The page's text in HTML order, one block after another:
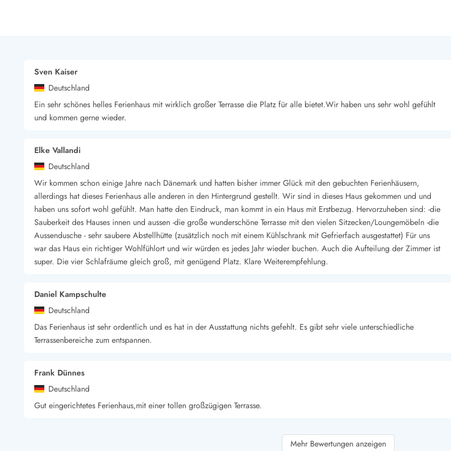
Finde Bernstein am Strand
Indoorspielländer in Dänemark
Zoos und Tierparks in Dänemark
Freizeitparks in Dänemark
Minigolf spielen in Dänemark
Schwimmhallen und Badeländer
Fitnesscenter in Dänemark
Fahrradfahren in Dänemark
Reiten in Dänemark
Surfen in Dänemark
Wandern in Dänemark
Wasserski in Dänemark
Segeln in Dänemark
Sehenswürdigkeiten
Kunstmuseen
Essen und Trinken
Einkaufen und Shopping
Heiraten in Dänemark
Sven Kaiser
Deutschland
Ein sehr schönes helles Ferienhaus mit wirklich großer Terrasse die Platz für alle bietet.Wir haben uns sehr wohl gefühlt
und kommen gerne wieder.
Elke Vallandi
Deutschland
Wir kommen schon einige Jahre nach Dänemark und hatten bisher immer Glück mit den gebuchten Ferienhäusern,
allerdings hat dieses Ferienhaus alle anderen in den Hintergrund gestellt. Wir sind in dieses Haus gekommen und und
haben uns sofort wohl gefühlt. Man hatte den Eindruck, man kommt in ein Haus mit Erstbezug. Hervorzuheben sind: -die
Sauberkeit des Hauses innen und aussen -die große wunderschöne Terrasse mit den vielen Sitzecken/Loungemöbeln -die
Aussendusche - sehr saubere Abstellhütte (zusätzlich noch mit einem Kühlschrank mit Gefrierfach ausgestattet) Für uns
war das Haus ein richtiger Wohlfühlort und wir würden es jedes Jahr wieder buchen. Auch die Aufteilung der Zimmer ist
super. Die vier Schlafräume gleich groß, mit genügend Platz. Klare Weiterempfehlung.
Daniel Kampschulte
Deutschland
Das Ferienhaus ist sehr ordentlich und es hat in der Ausstattung nichts gefehlt. Es gibt sehr viele unterschiedliche
Terrassenbereiche zum entspannen.
Frank Dünnes
Deutschland
Gut eingerichtetes Ferienhaus,mit einer tollen großzügigen Terrasse.
Mehr Bewertungen anzeigen